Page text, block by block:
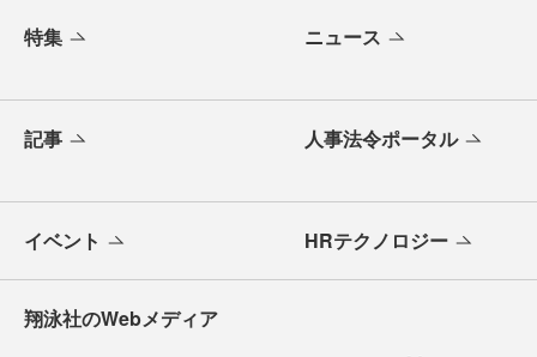
特集 ニュース
記事 人事法令ポータル
イベント HRテクノロジー
翔泳社のWebメディア